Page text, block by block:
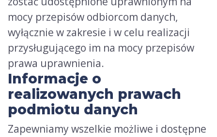
mocy przepisów odbiorcom danych,
wyłącznie w zakresie i w celu realizacji
przysługującego im na mocy przepisów
prawa uprawnienia.
Informacje o
realizowanych prawach
podmiotu danych
Zapewniamy wszelkie możliwe i dostępne